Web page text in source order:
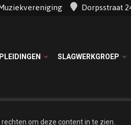
Dorpsstraat
SLAGWERKGROEP
rechten om deze content in te zien.